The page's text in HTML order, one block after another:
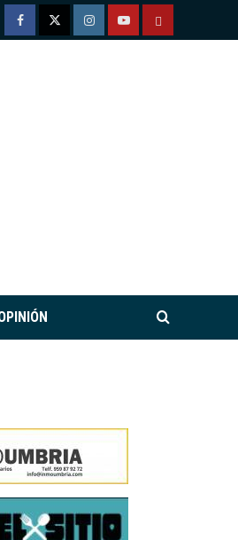
FacebookTwitterInstagramYoutubeTÉRMINOS